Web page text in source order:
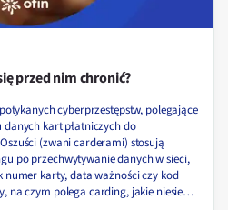
przed nim chronić?
cyberprzestępstw, polegające
kart płatniczych do
(zwani carderami) stosują
po przechwytywanie danych w sieci,
karty, data ważności czy kod
na czym polega carding, jakie niesie